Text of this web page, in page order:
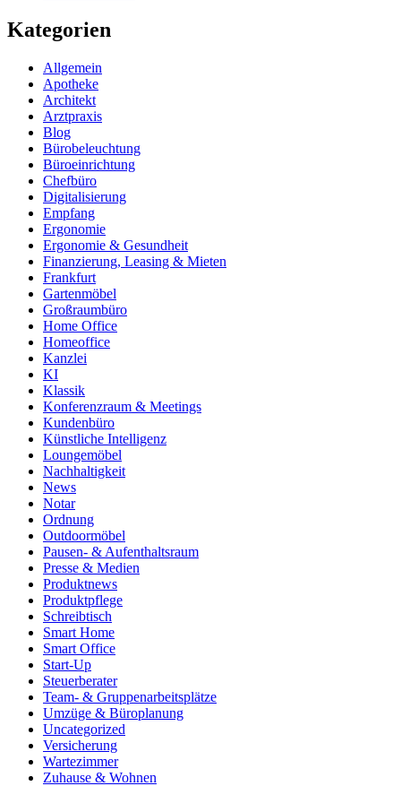
Kategorien
Allgemein
Apotheke
Architekt
Arztpraxis
Blog
Bürobeleuchtung
Büroeinrichtung
Chefbüro
Digitalisierung
Empfang
Ergonomie
Ergonomie & Gesundheit
Finanzierung, Leasing & Mieten
Frankfurt
Gartenmöbel
Großraumbüro
Home Office
Homeoffice
Kanzlei
KI
Klassik
Konferenzraum & Meetings
Kundenbüro
Künstliche Intelligenz
Loungemöbel
Nachhaltigkeit
News
Notar
Ordnung
Outdoormöbel
Pausen- & Aufenthaltsraum
Presse & Medien
Produktnews
Produktpflege
Schreibtisch
Smart Home
Smart Office
Start-Up
Steuerberater
Team- & Gruppenarbeitsplätze
Umzüge & Büroplanung
Uncategorized
Versicherung
Wartezimmer
Zuhause & Wohnen